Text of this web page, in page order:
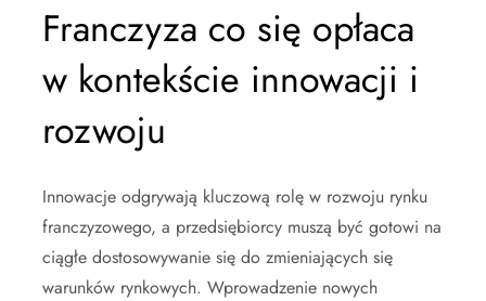
Franczyza co się opłaca
w kontekście innowacji i
rozwoju
Innowacje odgrywają kluczową rolę w rozwoju rynku
franczyzowego, a przedsiębiorcy muszą być gotowi na
ciągłe dostosowywanie się do zmieniających się
warunków rynkowych. Wprowadzenie nowych